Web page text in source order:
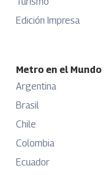
Edición Impresa
Metro en el Mundo
Argentina
Brasil
Chile
Colombia
Ecuador